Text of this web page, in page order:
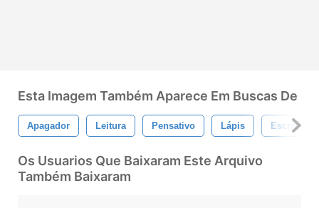
Esta Imagem Também Aparece Em Buscas De
Apagador Leitura Pensativo Lápis Escritório
Os Usuarios Que Baixaram Este Arquivo
Também Baixaram